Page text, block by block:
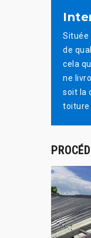
Située
de
cela
ne
soit la
toiture